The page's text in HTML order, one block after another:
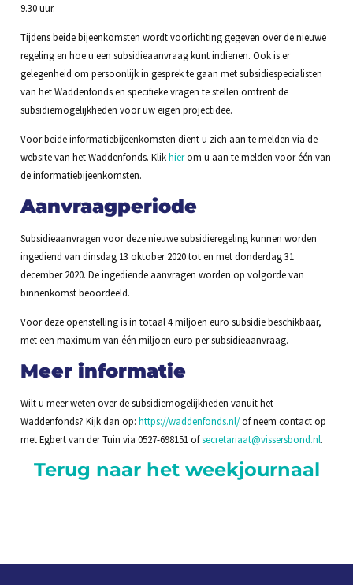
9.30 uur.
Tijdens beide bijeenkomsten wordt voorlichting gegeven over de nieuwe
regeling en hoe u een subsidieaanvraag kunt indienen. Ook is er
gelegenheid om persoonlijk in gesprek te gaan met subsidiespecialisten
van het Waddenfonds en specifieke vragen te stellen omtrent de
subsidiemogelijkheden voor uw eigen projectidee.
Voor beide informatiebijeenkomsten dient u zich aan te melden via de
website van het Waddenfonds. Klikhierom u aan te melden voor één van
de informatiebijeenkomsten.
Aanvraagperiode
Subsidieaanvragen voor deze nieuwe subsidieregeling kunnen worden
ingediend van dinsdag 13 oktober 2020 tot en met donderdag 31
december 2020. De ingediende aanvragen worden op volgorde van
binnenkomst beoordeeld.
Voor deze openstelling is in totaal 4 miljoen euro subsidie beschikbaar,
met een maximum van één miljoen euro per subsidieaanvraag.
Meer informatie
Wilt u meer weten over de subsidiemogelijkheden vanuit het
Waddenfonds? Kijk dan op: https://waddenfonds.nl/of neem contact op
met Egbert van der Tuin via 0527-698151 ofsecretariaat@vissersbond.nl.
Terug naar het weekjournaal